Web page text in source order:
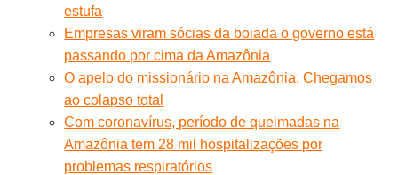
estufa
Empresas viram sócias da boiada o governo está
passando por cima da Amazônia
O apelo do missionário na Amazônia: Chegamos
ao colapso total
Com coronavírus, período de queimadas na
Amazônia tem 28 mil hospitalizações por
problemas respiratórios